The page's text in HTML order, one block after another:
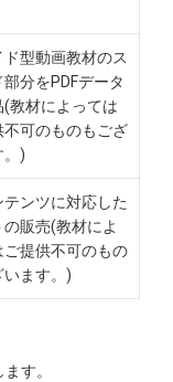
ド型動画教材のス
部分をPDFデータ
(教材によっては
不可のものもござ
。)
テンツに対応した
の販売(教材によ
ご提供不可のもの
います。)
す。